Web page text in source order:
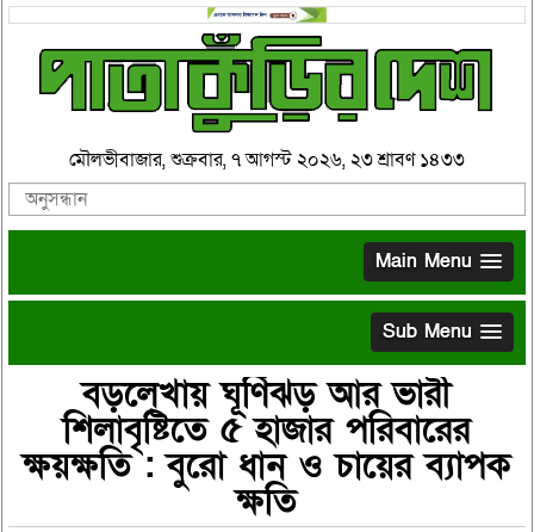
মৌলভীবাজার, শুক্রবার, ৭ আগস্ট ২০২৬, ২৩ শ্রাবণ ১৪৩৩
Main Menu
Sub Menu
বড়লেখায় ঘূর্ণিঝড় আর ভারী
শিলাবৃষ্টিতে ৫ হাজার পরিবারের
ক্ষয়ক্ষতি : বুরো ধান ও চায়ের ব্যাপক
ক্ষতি